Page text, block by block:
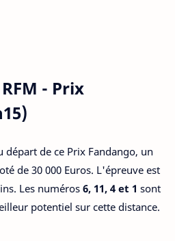
- Prix
départ de ce Prix Fandango, un
de 30 000 Euros. L'épreuve est
Les numéros 6, 11, 4 et 1 sont
potentiel sur cette distance.